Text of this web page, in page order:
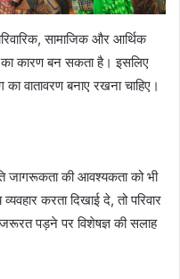
सामाजिक और आर्थिक
का कारण बन सकता है। इसलिए
वातावरण बनाए रखना चाहिए।
जागरूकता की आवश्यकता को भी
करता दिखाई दे, तो परिवार
पड़ने पर विशेषज्ञ की सलाह